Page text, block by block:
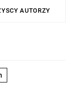
AUTORZY